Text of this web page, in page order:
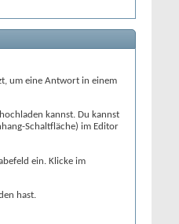
um eine Antwort in einem
kannst. Du kannst
) im Editor
ein. Klicke im
hast.